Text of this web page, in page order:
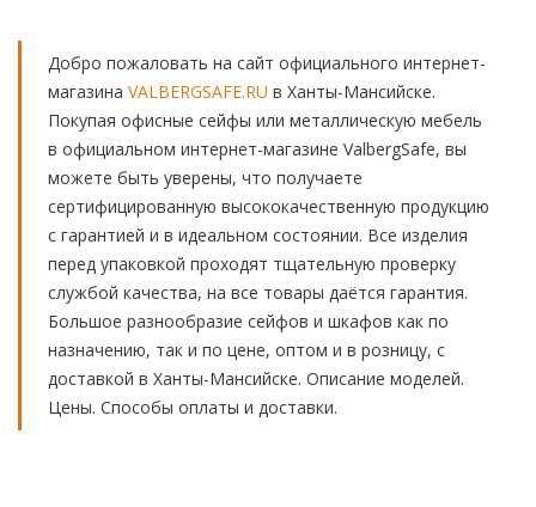
Добро пожаловать на сайт официального интернет-
магазина VALBERGSAFE.RU в Ханты-Мансийске.
Покупая офисные сейфы или металлическую мебель
в официальном интернет-магазине ValbergSafe, вы
можете быть уверены, что получаете
сертифицированную высококачественную продукцию
с гарантией и в идеальном состоянии. Все изделия
перед упаковкой проходят тщательную проверку
службой качества, на все товары даётся гарантия.
Большое разнообразие сейфов и шкафов как по
назначению, так и по цене, оптом и в розницу, с
доставкой в Ханты-Мансийске. Описание моделей.
Цены. Способы оплаты и доставки.